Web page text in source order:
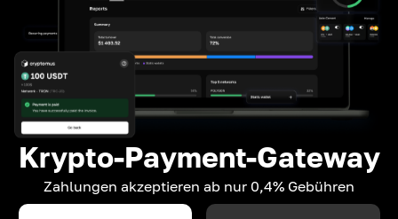
Krypto-Payment-Gateway
Zahlungen akzeptieren ab nur 0,4% Gebühren